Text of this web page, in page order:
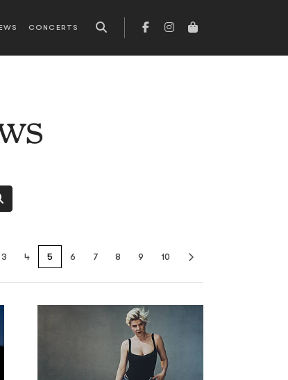
CONCERTS
3 4 5 6 7 8 9 10